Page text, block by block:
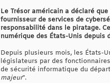
Le Trésor américain a déclaré
fournisseur de services de
responsabilité dans le piratage.
numérique des États-Unis depuis
Depuis plusieurs mois, les États-
législateurs par des
de sécurité informatique du
majeur".